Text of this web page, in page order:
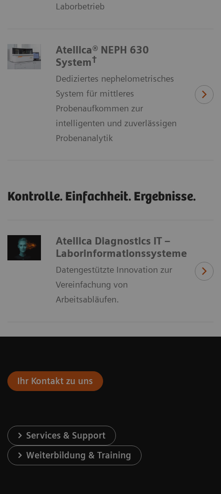
Laborbetrieb
Atellica® NEPH 630
System†
Dediziertes nephelometrisches
System für mittleres
Probenaufkommen zur
intelligenten und zuverlässigen
Probenanalytik
Kontrolle. Einfachheit. Ergebnisse.
Atellica Diagnostics IT –
Laborinformationssysteme
Datengestützte Innovation zur
Vereinfachung von
Arbeitsabläufen.
Ihr Kontakt zu uns
Services & Support
Weiterbildung & Training